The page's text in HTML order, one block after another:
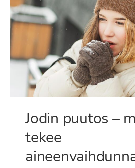
Jodin puutos –
tekee